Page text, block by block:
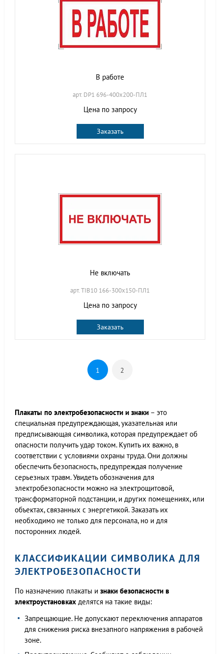
В работе
арт. DP1 696-400х200-ПЛ1
Цена по запросу
Заказать
Не включать
арт. TIB10 166-300х150-ПЛ1
Цена по запросу
Заказать
1 2
Плакаты по электробезопасности и знаки – это
специальная предупреждающая, указательная или
предписывающая символика, которая предупреждает об
опасности получить удар током. Купить их важно, в
соответствии с условиями охраны труда. Они должны
обеспечить безопасность, предупреждая получение
серьезных травм. Увидеть обозначения для
электробезопасности можно на электрощитовой,
трансформаторной подстанции, и других помещениях, или
объектах, связанных с энергетикой. Заказать их
необходимо не только для персонала, но и для
посторонних людей.
КЛАССИФИКАЦИИ СИМВОЛИКА ДЛЯ
ЭЛЕКТРОБЕЗОПАСНОСТИ
По назначению плакаты и знаки безопасности в
электроустановках делятся на такие виды:
Запрещающие. Не допускают переключения аппаратов
для снижения риска внезапного напряжения в рабочей
зоне.